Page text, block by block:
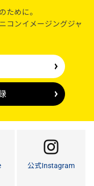
ために。
コンイメージングジャ
公式Instagram